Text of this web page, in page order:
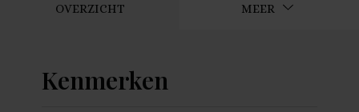
OVERZICHT MEER
Kenmerken